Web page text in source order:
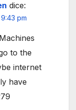
dice:
pm
to the
internet
have